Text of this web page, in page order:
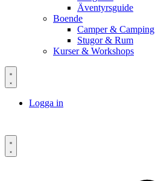
Äventyrsguide
Boende
Camper & Camping
Stugor & Rum
Kurser & Workshops
Logga in